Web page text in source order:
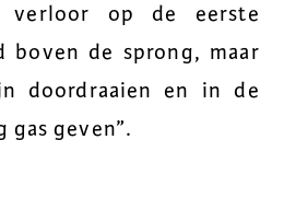
op de eerste
de sprong, maar
doordraaien en in de
gas geven”.